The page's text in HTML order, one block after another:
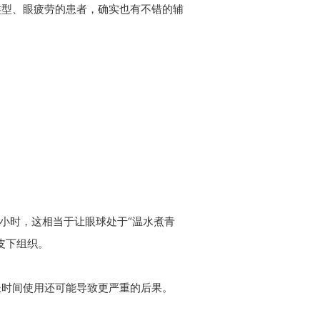
、眼疲劳的患者，确实也有不错的辅
，这相当于让眼球处于“温水煮青
组织。
间使用还可能导致更严重的后果。